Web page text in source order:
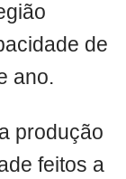
de
ano.
produção
feitos a